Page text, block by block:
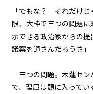
「でもな？ それだけじ
限、大枠で三つの問題
示できる政治家からの
議案を通さんだろうさ」
三つの問題。木蓮セン
で、理屈は頭に入って